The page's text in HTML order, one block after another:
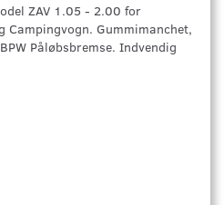
ZAV 1.05 - 2.00 for
Campingvogn. Gummimanchet,
Påløbsbremse. Indvendig